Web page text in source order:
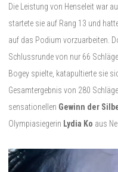
Die Leistung von Henseleit war
startete sie auf Rang 13 und
auf das Podium vorzuarbeiten.
Schlussrunde von nur 66
Bogey spielte, katapultierte sie
Gesamtergebnis von 280
sensationellen Gewinn der
Olympiasiegerin Lydia Ko aus